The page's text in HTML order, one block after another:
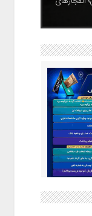
خرید ارز
بله